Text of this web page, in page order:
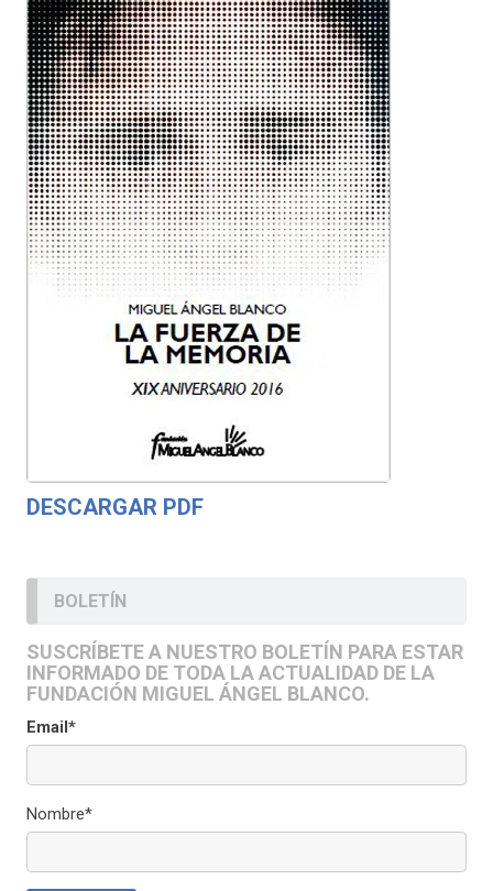
DESCARGAR PDF
BOLETÍN
SUSCRÍBETE A NUESTRO BOLETÍN PARA ESTAR
INFORMADO DE TODA LA ACTUALIDAD DE LA
FUNDACIÓN MIGUEL ÁNGEL BLANCO.
Email*
Nombre*